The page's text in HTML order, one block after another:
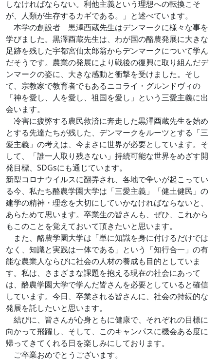
しなければならない。利他主義という理想への転換こそ
が、人類が生存するカギである。」と述べています。
本学の創設者 黒澤酉蔵先生はデンマークに様々な事を
学びました。黒澤酉蔵先生は、わが国の酪農発展に大きな
足跡を残した宇都宮仙太郎翁からデンマークについて学ん
だそうです。農業の発展により戦後の復興に取り組んだデ
ンマークの姿に、大きな感動と衝撃を受けました。そし
て、宗教家で教育者でもあるニコライ・グルンドヴィの
「神を愛し、人を愛し、祖国を愛し」という三愛主義に出
会います。
冷害に疲弊する農民救済に奔走した黒澤酉蔵先生を始め
とする先達たちが残した、デンマークをルーツとする「三
愛主義」の考えは、今まさに世界が必要としています。そ
して、「誰一人取り残さない」持続可能な世界をめざす開
発目標、SDGsにも通じています。
新型コロナウイルスに翻弄され、各地で争いが起こってい
る今、私たち酪農学園大学は「三愛主義」「健土健民」の
建学の精神・理念を大切にしていかなければならないと、
あらためて思います。卒業生の皆さんも、ぜひ、これから
もこのことを覚えておいて頂きたいと思います。
また、酪農学園大学は「単に知識を身に付けるだけでは
なく、知識と実践は一体である」という「知行合一」の有
能な農業人ならびに社会の人材の養成も目的としていま
す。私は、さまざまな課題を抱える現在の社会にあって
は、酪農学園大学で学んだ皆さんを必要としていると確信
しています。今日、卒業される皆さんに、社会の持続的な
発展を託したいと思います。
結びに、皆さんが心身ともに健康で、それぞれの目標に
向かって飛躍し、そして、このキャンパスに機会ある度に
帰ってきてくれる日を楽しみにしております。
ご卒業おめでとうございます。